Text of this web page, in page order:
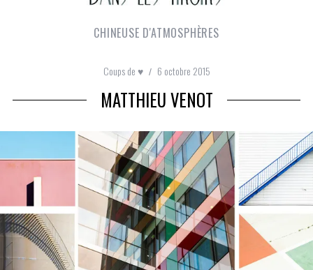
CHINEUSE D'ATMOSPHÈRES
Coups de ♥ 6 octobre 2015
MATTHIEU VENOT